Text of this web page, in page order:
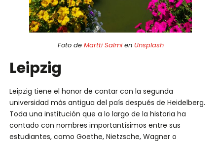
Foto de Martti Salmien Unsplash
Leipzig
Leipzig tiene el honor de contar con la segunda
universidad más antigua del país después de Heidelberg.
Toda una institución que a lo largo de la historia ha
contado con nombres importantísimos entre sus
estudiantes, como Goethe, Nietzsche, Wagner o